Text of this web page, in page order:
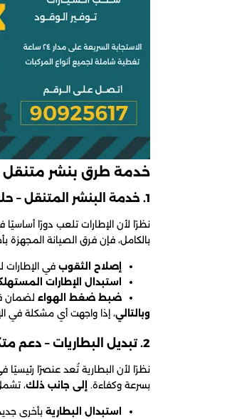
خدمة طرق بنشر متنقل
1. خدمة البنشر المتنقل – حلول سريعة وفعالة
نظرًا لأن الإطارات تلعب دورًا
بالكامل، فإن فرق الصيانة المجهزة
إصلاح الثقوب في الإطارات
استبدال الإطارات
ضبط ضغط الهواء لضمان
وبالتالي، إذا واجهت أي مشكلة في
2. تبديل البطاريات – دعم متكامل لحالات الطوارئ
نظرًا لأن البطارية تُعد عنصرًا
بسرعة وكفاءة.
إلى جانب ذلك،
استبدال البطارية بأخرى